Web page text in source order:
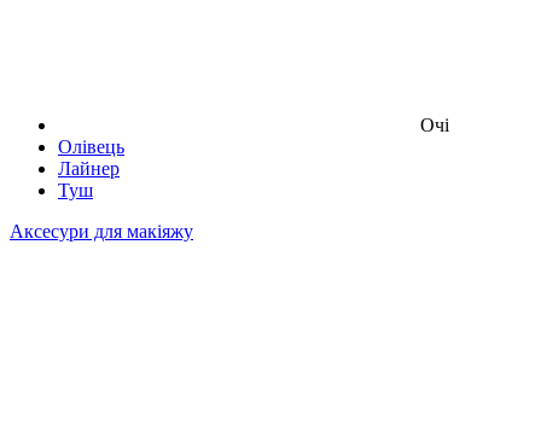
Очі
Олівець
Лайнер
Туш
Аксесури для макіяжу